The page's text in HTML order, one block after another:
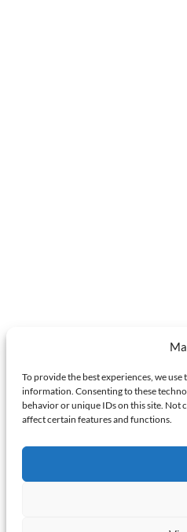
To provide the best experiences, we
information. Consenting to these
behavior or unique IDs on this site. Not
affect certain features and functions.